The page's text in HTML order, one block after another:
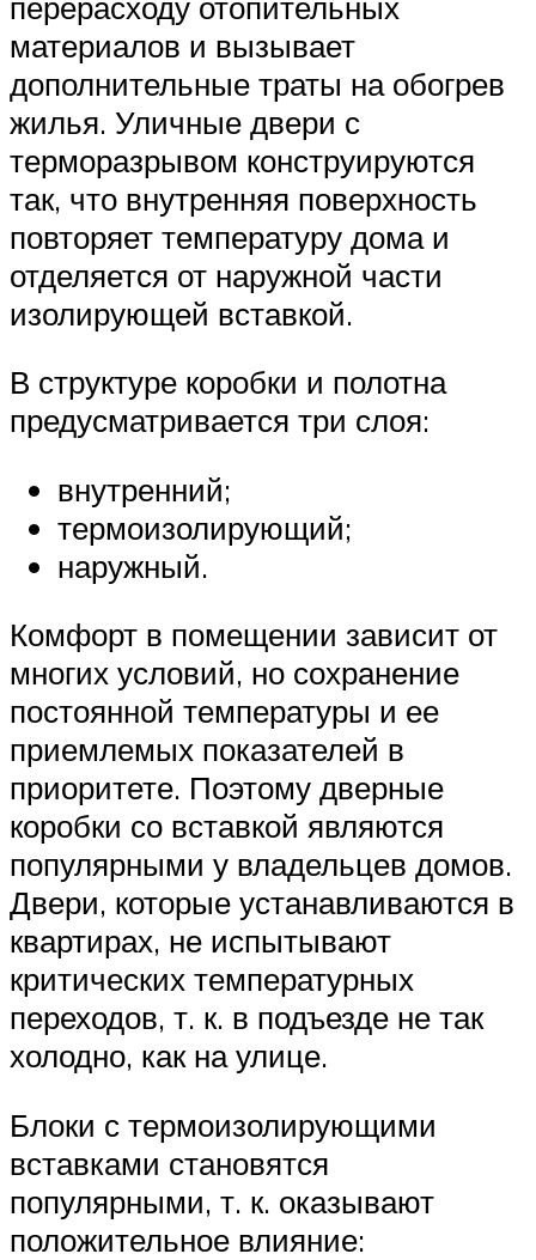
материалов и вызывает
дополнительные траты на обогрев
жилья. Уличные двери с
терморазрывом конструируются
так, что внутренняя поверхность
повторяет температуру дома и
отделяется от наружной части
изолирующей вставкой.
В структуре коробки и полотна
предусматривается три слоя:
внутренний;
термоизолирующий;
наружный.
Комфорт в помещении зависит от
многих условий, но сохранение
постоянной температуры и ее
приемлемых показателей в
приоритете. Поэтому дверные
коробки со вставкой являются
популярными у владельцев домов.
Двери, которые устанавливаются в
квартирах, не испытывают
критических температурных
переходов, т. к. в подъезде не так
холодно, как на улице.
Блоки с термоизолирующими
вставками становятся
популярными, т. к. оказывают
положительное влияние: